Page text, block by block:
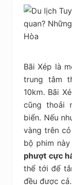
Bãi Xép là
trung tâm
10km. Bãi
cũng thoải
biển. Nếu
vàng trên
bộ phim
phượt cực
thể tới để
đều được cả.